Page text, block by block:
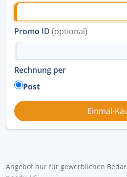
Promo ID (optional)
Rechnung per
Post
Angebot nur für gewerblichen